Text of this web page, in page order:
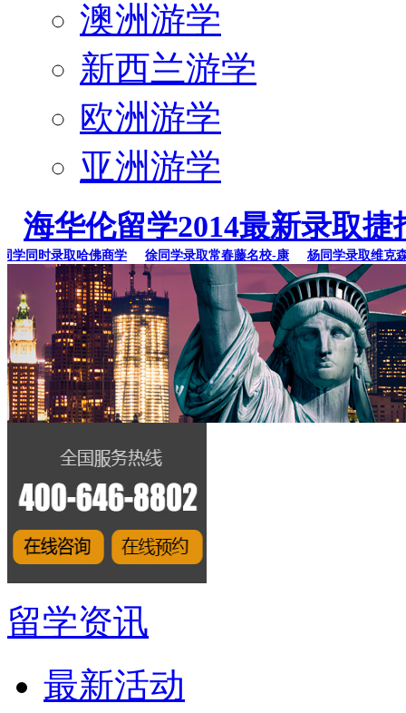
澳洲游学
新西兰游学
欧洲游学
亚洲游学
海华伦留学2014最新录取捷
时录取哈佛商学 徐同学录取常春藤名校-康 杨同学录取维克森林
留学资讯
最新活动